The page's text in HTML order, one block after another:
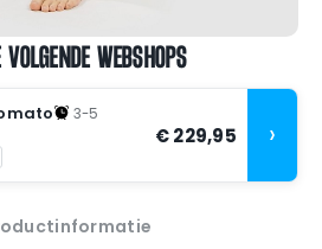
WEBSHOPS
3-5
€ 229,95 ›